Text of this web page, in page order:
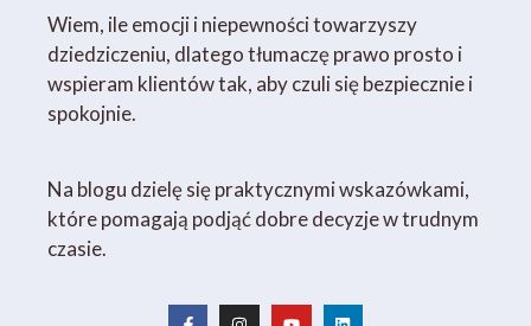
Wiem, ile emocji i niepewności towarzyszy
dziedziczeniu, dlatego tłumaczę prawo prosto i
wspieram klientów tak, aby czuli się bezpiecznie i
spokojnie.
Na blogu dzielę się praktycznymi wskazówkami,
które pomagają podjąć dobre decyzje w trudnym
czasie.